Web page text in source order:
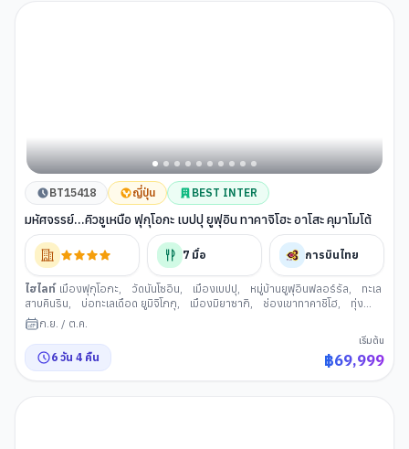
BT15418 ญี่ปุ่น BEST INTER
มหัศจรรย์...คิวชูเหนือ ฟุกุโอกะ เบปปุ ยูฟุอิน ทาคาจิโฮะ อาโสะ คุมาโมโต้
7 มื้อ การบินไทย
ไฮไลท์ เมืองฟุกุโอกะ, วัดนันโซอิน, เมืองเบปปุ, หมู่บ้านยูฟุอินฟลอร์รัล,
ทะเล
สาบคินริน, บ่อทะเลเดือด ยูมิจิโกกุ, เมืองมิยาซากิ, ช่องเขาทาคาชิโฮ,
ทุ่ง
หญ้าคุซะเซนริ
Yatsushiro
เท็น
จิน
ก.ย. / ต.ค.
6 วัน 4 คืน
เริ่มต้น
฿69,999